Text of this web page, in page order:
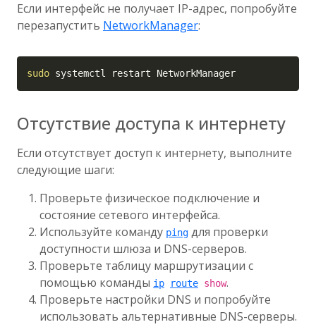
Если интерфейс не получает IP-адрес, попробуйте
перезапустить NetworkManager:
sudo systemctl restart NetworkManager
Отсутствие доступа к интернету
Если отсутствует доступ к интернету, выполните
следующие шаги:
Проверьте физическое подключение и
состояние сетевого интерфейса.
Используйте команду ping для проверки
доступности шлюза и DNS-серверов.
Проверьте таблицу маршрутизации с
помощью команды ip route show.
Проверьте настройки DNS и попробуйте
использовать альтернативные DNS-серверы.